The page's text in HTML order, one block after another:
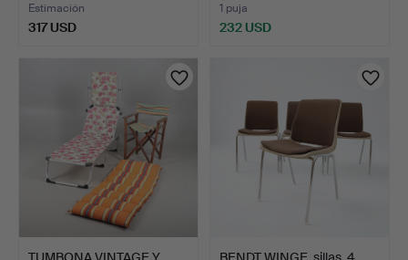
Estimación
317 USD
1 puja
232 USD